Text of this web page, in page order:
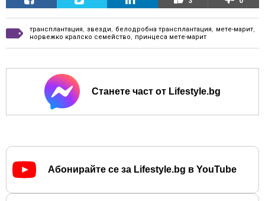
трансплантация звезди белодробна трансплантация мете-марит
норвежко кралско семейство
принцеса мете-марит
Станете част от Lifestyle.bg
Абонирайте се за Lifestyle.bg в YouTube